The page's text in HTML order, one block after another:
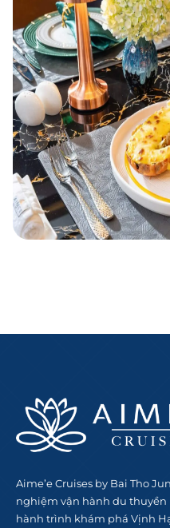
Aime’e Cruises by Bai Tho
nghiệm vận hành du
hành trình khám phá Vịnh